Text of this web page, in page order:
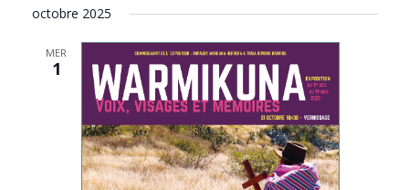
octobre 2025
MER
1